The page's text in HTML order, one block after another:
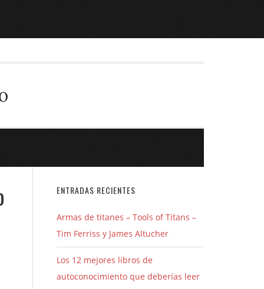
ENTRADAS RECIENTES
Armas de titanes – Tools of Titans –
Tim Ferriss y James Altucher
Los 12 mejores libros de
autoconocimiento que deberías leer